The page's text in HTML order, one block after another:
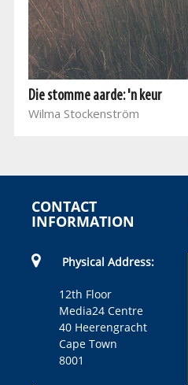
Die stomme aarde: 'n keur
Wilma Stockenström
CONTACT
INFORMATION
Physical Address:
12th Floor
Media24 Centre
40 Heerengracht
Cape Town
8001